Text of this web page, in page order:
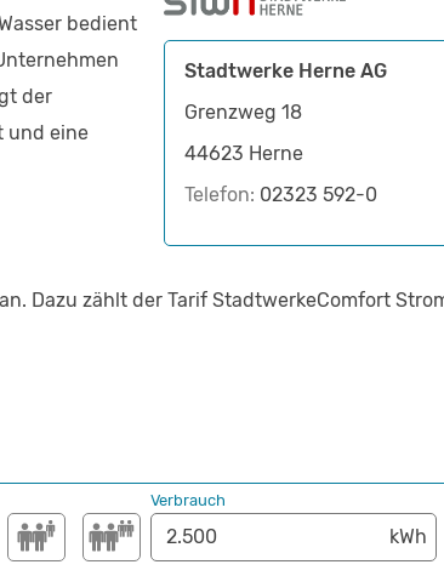
Stadtwerke Herne AG
Grenzweg 18
44623 Herne
Telefon: 02323 592-0
bedient
der
und eine
Dazu zählt der Tarif StadtwerkeComfort
Verbrauch